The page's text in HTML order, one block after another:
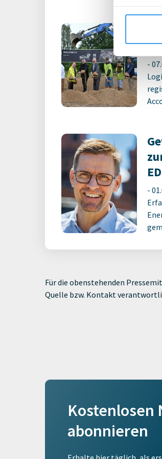
-
ED
-
Für die obenstehenden
Quelle bzw. Kontakt
Kostenlosen
abonnieren